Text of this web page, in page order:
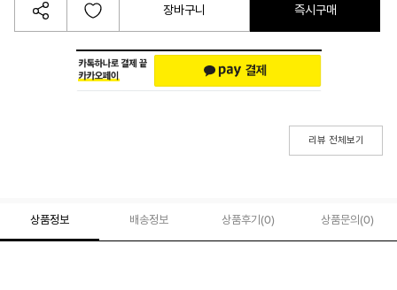
장바구니 즉시구매
리뷰 전체보기
상품정보 배송정보 상품후기(0) 상품문의 (0)